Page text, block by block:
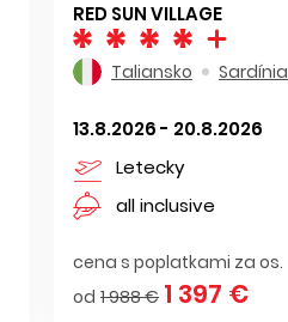
RED SUN VILLAGE
Taliansko Sardínia
13.8.2026 - 20.8.2026
Letecky
all inclusive
cena s poplatkami za os.
od 1 988 € 1 397 €